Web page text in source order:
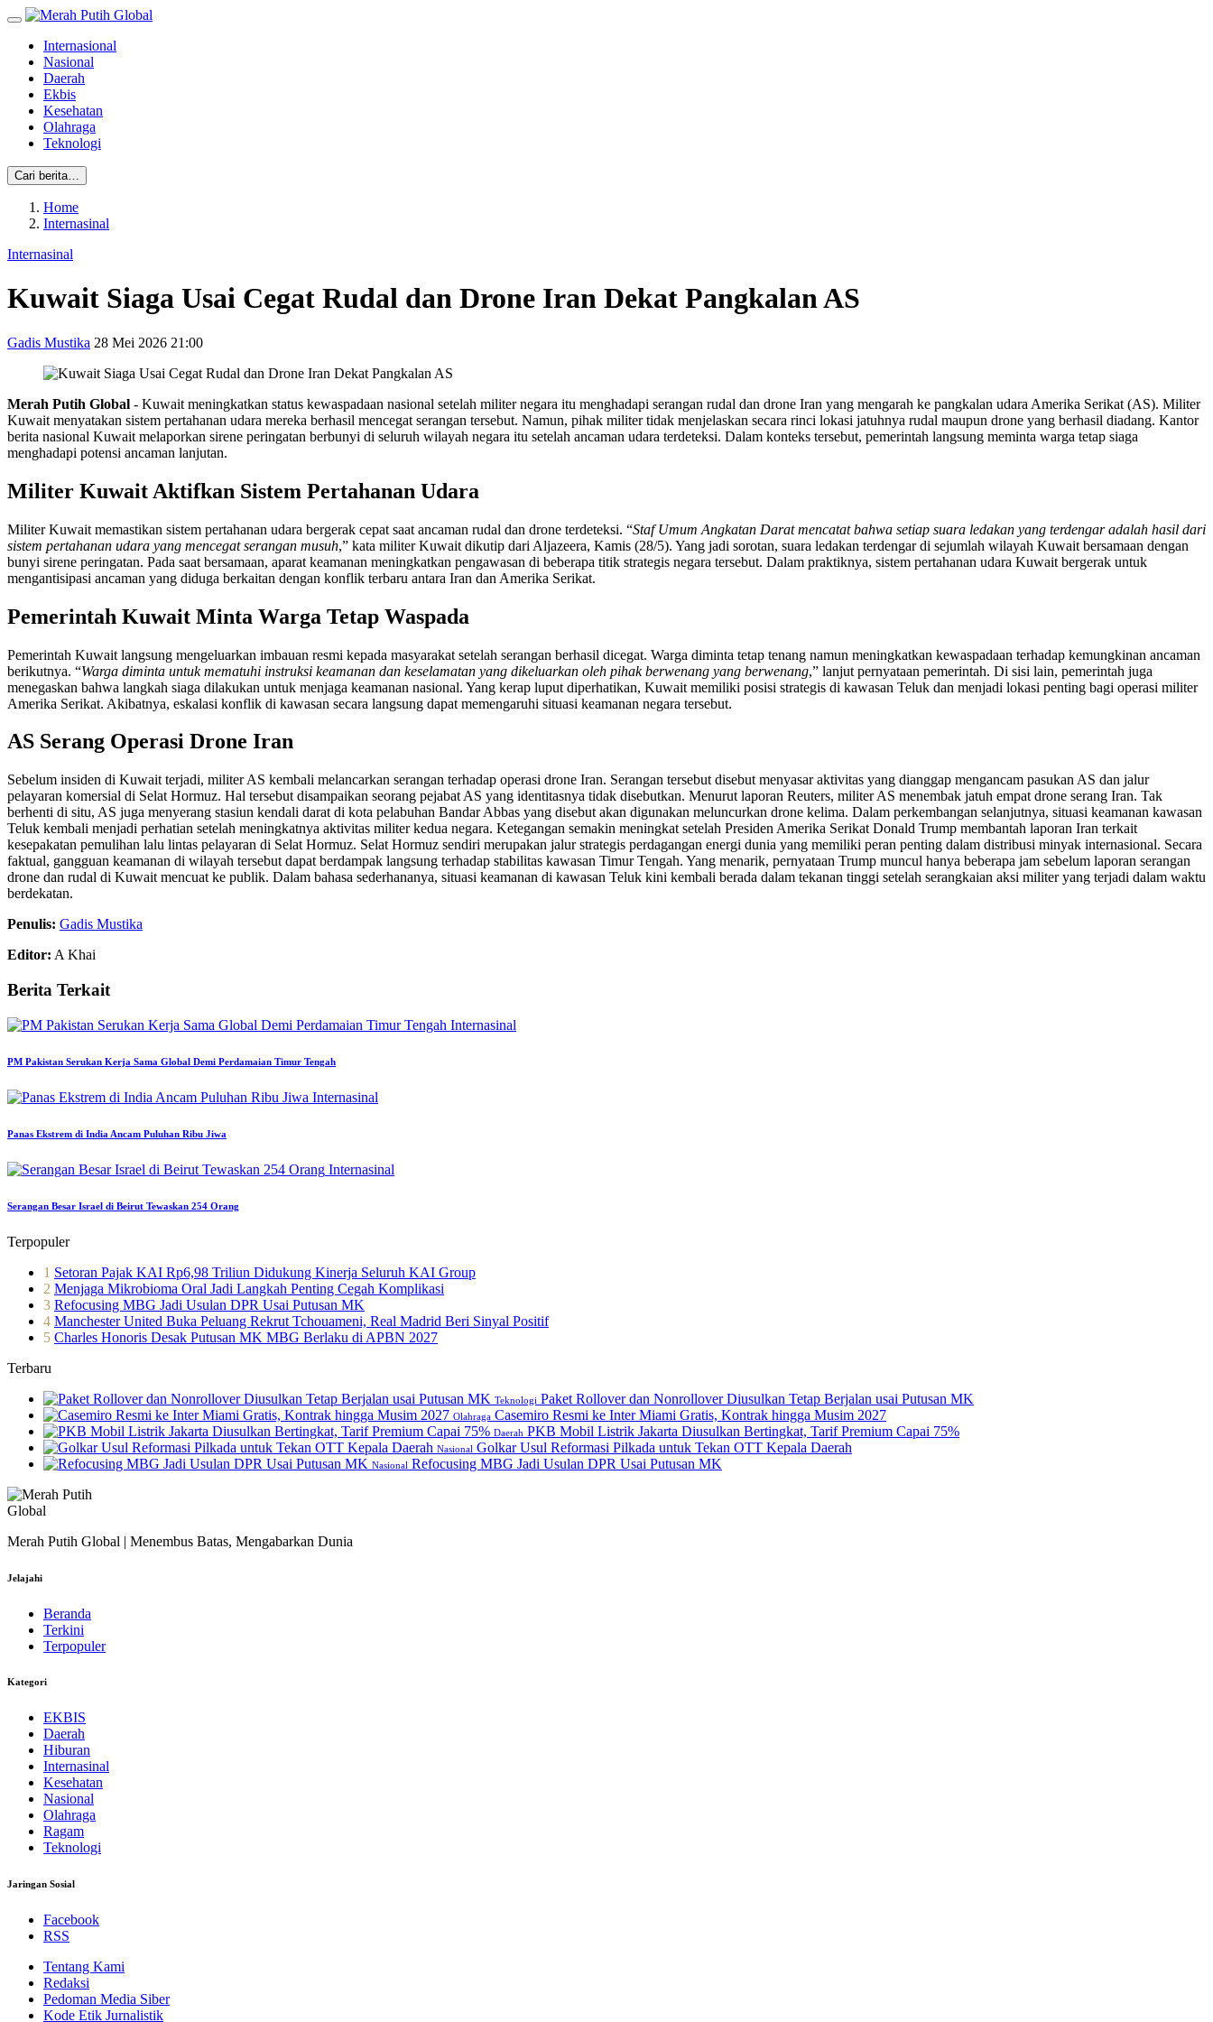
Internasional
Nasional
Daerah
Ekbis
Kesehatan
Olahraga
Teknologi
Cari berita…
Home
Internasinal
Internasinal
Kuwait Siaga Usai Cegat Rudal dan Drone Iran Dekat Pangkalan AS
Gadis Mustika 28 Mei 2026 21:00
Merah Putih Global - Kuwait meningkatkan status kewaspadaan nasional setelah militer negara itu menghadapi serangan rudal dan drone Iran yang mengarah ke pangkalan udara Amerika Serikat (AS). Militer
Kuwait menyatakan sistem pertahanan udara mereka berhasil mencegat serangan tersebut. Namun, pihak militer tidak menjelaskan secara rinci lokasi jatuhnya rudal maupun drone yang berhasil diadang. Kantor
berita nasional Kuwait melaporkan sirene peringatan berbunyi di seluruh wilayah negara itu setelah ancaman udara terdeteksi. Dalam konteks tersebut, pemerintah langsung meminta warga tetap siaga
menghadapi potensi ancaman lanjutan.
Militer Kuwait Aktifkan Sistem Pertahanan Udara
Militer Kuwait memastikan sistem pertahanan udara bergerak cepat saat ancaman rudal dan drone terdeteksi. “Staf Umum Angkatan Darat mencatat bahwa setiap suara ledakan yang terdengar adalah hasil dari
sistem pertahanan udara yang mencegat serangan musuh,” kata militer Kuwait dikutip dari Aljazeera, Kamis (28/5). Yang jadi sorotan, suara ledakan terdengar di sejumlah wilayah Kuwait bersamaan dengan
bunyi sirene peringatan. Pada saat bersamaan, aparat keamanan meningkatkan pengawasan di beberapa titik strategis negara tersebut. Dalam praktiknya, sistem pertahanan udara Kuwait bergerak untuk
mengantisipasi ancaman yang diduga berkaitan dengan konflik terbaru antara Iran dan Amerika Serikat.
Pemerintah Kuwait Minta Warga Tetap Waspada
Pemerintah Kuwait langsung mengeluarkan imbauan resmi kepada masyarakat setelah serangan berhasil dicegat. Warga diminta tetap tenang namun meningkatkan kewaspadaan terhadap kemungkinan ancaman
berikutnya. “Warga diminta untuk mematuhi instruksi keamanan dan keselamatan yang dikeluarkan oleh pihak berwenang yang berwenang,” lanjut pernyataan pemerintah. Di sisi lain, pemerintah juga
menegaskan bahwa langkah siaga dilakukan untuk menjaga keamanan nasional. Yang kerap luput diperhatikan, Kuwait memiliki posisi strategis di kawasan Teluk dan menjadi lokasi penting bagi operasi militer
Amerika Serikat. Akibatnya, eskalasi konflik di kawasan secara langsung dapat memengaruhi situasi keamanan negara tersebut.
AS Serang Operasi Drone Iran
Sebelum insiden di Kuwait terjadi, militer AS kembali melancarkan serangan terhadap operasi drone Iran. Serangan tersebut disebut menyasar aktivitas yang dianggap mengancam pasukan AS dan jalur
pelayaran komersial di Selat Hormuz. Hal tersebut disampaikan seorang pejabat AS yang identitasnya tidak disebutkan. Menurut laporan Reuters, militer AS menembak jatuh empat drone serang Iran. Tak
berhenti di situ, AS juga menyerang stasiun kendali darat di kota pelabuhan Bandar Abbas yang disebut akan digunakan meluncurkan drone kelima. Dalam perkembangan selanjutnya, situasi keamanan kawasan
Teluk kembali menjadi perhatian setelah meningkatnya aktivitas militer kedua negara. Ketegangan semakin meningkat setelah Presiden Amerika Serikat Donald Trump membantah laporan Iran terkait
kesepakatan pemulihan lalu lintas pelayaran di Selat Hormuz. Selat Hormuz sendiri merupakan jalur strategis perdagangan energi dunia yang memiliki peran penting dalam distribusi minyak internasional. Secara
faktual, gangguan keamanan di wilayah tersebut dapat berdampak langsung terhadap stabilitas kawasan Timur Tengah. Yang menarik, pernyataan Trump muncul hanya beberapa jam sebelum laporan serangan
drone dan rudal di Kuwait mencuat ke publik. Dalam bahasa sederhananya, situasi keamanan di kawasan Teluk kini kembali berada dalam tekanan tinggi setelah serangkaian aksi militer yang terjadi dalam waktu
berdekatan.
Penulis: Gadis Mustika
Editor: A Khai
Berita Terkait
Internasinal
PM Pakistan Serukan Kerja Sama Global Demi Perdamaian Timur Tengah
Internasinal
Panas Ekstrem di India Ancam Puluhan Ribu Jiwa
Internasinal
Serangan Besar Israel di Beirut Tewaskan 254 Orang
Terpopuler
1 Setoran Pajak KAI Rp6,98 Triliun Didukung Kinerja Seluruh KAI Group
2 Menjaga Mikrobioma Oral Jadi Langkah Penting Cegah Komplikasi
3 Refocusing MBG Jadi Usulan DPR Usai Putusan MK
4 Manchester United Buka Peluang Rekrut Tchouameni, Real Madrid Beri Sinyal Positif
5 Charles Honoris Desak Putusan MK MBG Berlaku di APBN 2027
Terbaru
Teknologi Paket Rollover dan Nonrollover Diusulkan Tetap Berjalan usai Putusan MK
Olahraga Casemiro Resmi ke Inter Miami Gratis, Kontrak hingga Musim 2027
Daerah PKB Mobil Listrik Jakarta Diusulkan Bertingkat, Tarif Premium Capai 75%
Nasional Golkar Usul Reformasi Pilkada untuk Tekan OTT Kepala Daerah
Nasional Refocusing MBG Jadi Usulan DPR Usai Putusan MK
Merah Putih Global | Menembus Batas, Mengabarkan Dunia
Jelajahi
Beranda
Terkini
Terpopuler
Kategori
EKBIS
Daerah
Hiburan
Internasinal
Kesehatan
Nasional
Olahraga
Ragam
Teknologi
Jaringan Sosial
Facebook
RSS
Tentang Kami
Redaksi
Pedoman Media Siber
Kode Etik Jurnalistik